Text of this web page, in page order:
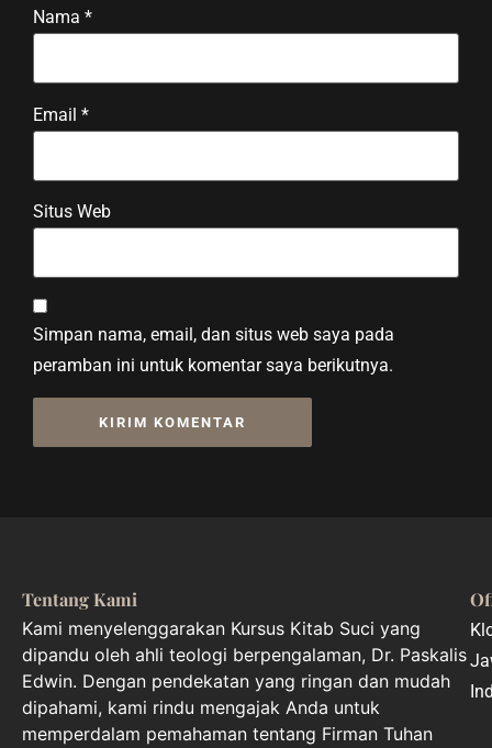
Nama *
Email *
Situs Web
Simpan nama, email, dan situs web saya pada
peramban ini untuk komentar saya berikutnya.
Tentang Kami
Kami menyelenggarakan Kursus Kitab Suci yang
dipandu oleh ahli teologi berpengalaman, Dr. Paskalis
Edwin. Dengan pendekatan yang ringan dan mudah
dipahami, kami rindu mengajak Anda untuk
memperdalam pemahaman tentang Firman Tuhan